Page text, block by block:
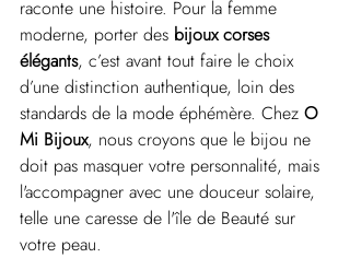
raconte une histoire. Pour la femme
moderne, porter des bijoux corses
élégants, c’est avant tout faire le choix
d’une distinction authentique, loin des
standards de la mode éphémère. Chez O
Mi Bijoux, nous croyons que le bijou ne
doit pas masquer votre personnalité, mais
l'accompagner avec une douceur solaire,
telle une caresse de l'île de Beauté sur
votre peau.